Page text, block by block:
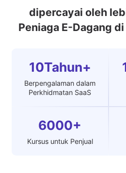
dipercayai oleh
Peniaga E-Dagang
10Tahun+
Berpengalaman dalam
Perkhidmatan SaaS
6000+
Kursus untuk Penjual